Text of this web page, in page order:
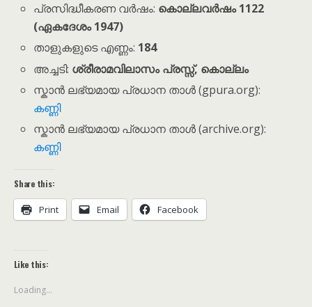
പ്രസിദ്ധീകരണ വർഷം: കൊല്ലവർഷം 1122
(ഏകദേശം 1947)
താളുകളുടെ എണ്ണം: 184
അച്ചടി: ശ്രീരാമവിലാസം പ്രസ്സ്, കൊല്ലം
സ്കാൻ ലഭ്യമായ പ്രധാന താൾ (gpura.org):
കണ്ണി
സ്കാൻ ലഭ്യമായ പ്രധാന താൾ (archive.org):
കണ്ണി
Share this:
Print Email Facebook
Like this:
Loading...